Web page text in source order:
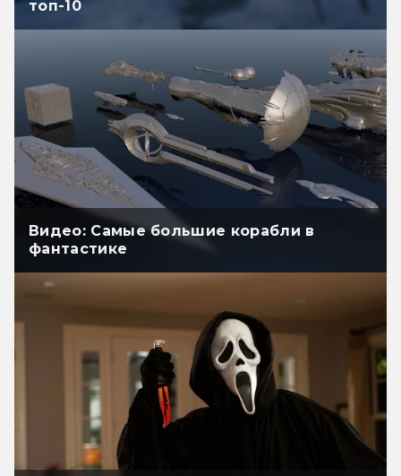
топ-10
Видео: Самые большие корабли в
фантастике